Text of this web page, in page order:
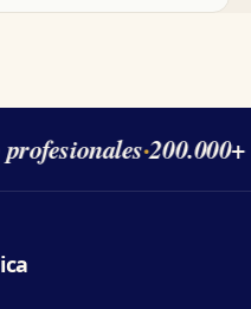
·200.000+